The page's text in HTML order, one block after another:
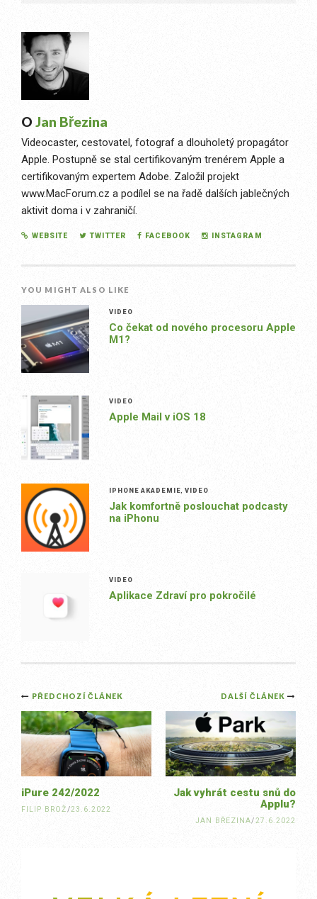
O Jan Březina
Videocaster, cestovatel, fotograf a dlouholetý propagátor
Apple. Postupně se stal certifikovaným trenérem Apple a
certifikovaným expertem Adobe. Založil projekt
www.MacForum.cz a podílel se na řadě dalších jablečných
aktivit doma i v zahraničí.
WEBSITE TWITTER FACEBOOK INSTAGRAM
YOU MIGHT ALSO LIKE
VIDEO
Co čekat od nového procesoru Apple
M1?
VIDEO
Apple Mail v iOS 18
IPHONE AKADEMIE VIDEO
Jak komfortně poslouchat podcasty
na iPhonu
VIDEO
Aplikace Zdraví pro pokročilé
Post
navigation
DALŠÍ ČLÁNEK
Jak vyhrát cestu snů do
Applu?
JAN BŘEZINA/27.6.2022
PŘEDCHOZÍ ČLÁNEK
iPure 242/2022
FILIP BROŽ/23.6.2022